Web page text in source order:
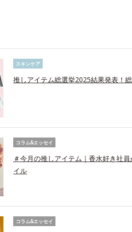
スキンケア
推しアイテム総選挙2025結果発表！
コラム&エッセイ
＃今月の推しアイテム｜香水好き社
イル
コラム&エッセイ